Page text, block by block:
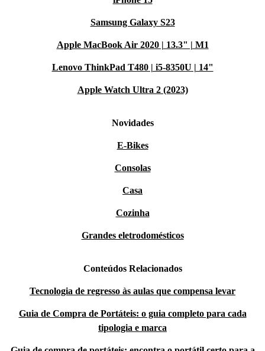
Samsung Galaxy S23
Apple MacBook Air 2020 | 13.3" | M1
Lenovo ThinkPad T480 | i5-8350U | 14"
Apple Watch Ultra 2 (2023)
Novidades
E-Bikes
Consolas
Casa
Cozinha
Grandes eletrodomésticos
Conteúdos Relacionados
Tecnologia de regresso às aulas que compensa levar
Guia de Compra de Portáteis: o guia completo para cada
tipologia e marca